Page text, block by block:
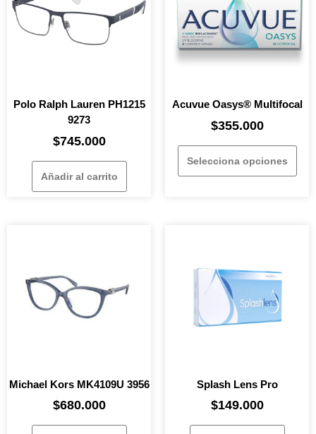
Polo Ralph Lauren PH1215
9273
$745.000
Añadir al carrito
Acuvue Oasys® Multifocal
$355.000
Selecciona opciones
Michael Kors MK4109U 3956
$680.000
Splash Lens Pro
$149.000